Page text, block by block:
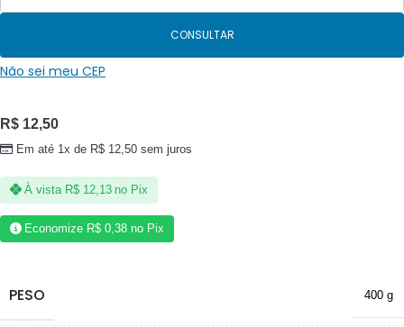
CONSULTAR
Não sei meu CEP
R$ 12,50
Em até 1x de R$ 12,50 sem juros
À vista R$12,13 no Pix
Economize R$ 0,38 no Pix
PESO 400 g